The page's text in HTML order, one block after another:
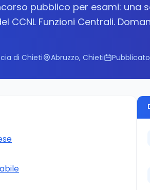
pubblico per esami: una
CCNL Funzioni Centrali.
di Chieti Abruzzo, Chieti